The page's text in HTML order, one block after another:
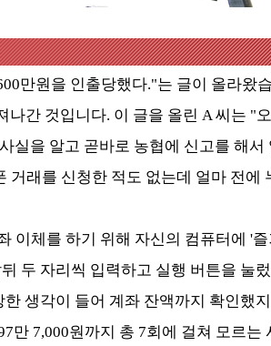
만원을 인출당했다."는 글이 올라왔
간 것입니다. 이 글을 올린 A 씨는 "
실을 알고 곧바로 농협에 신고를 해
래를 신청한 적도 없는데 얼마 전에
이체를 하기 위해 자신의 컴퓨터에 '
두 자리씩 입력하고 실행 버튼을 눌
생각이 들어 계좌 잔액까지 확인했
만 7,000원까지 총 7회에 걸쳐 모르는